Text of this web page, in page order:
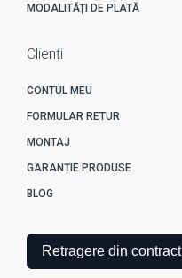
MODALITĂȚI DE PLATĂ
Clienți
CONTUL MEU
FORMULAR RETUR
MONTAJ
GARANȚIE PRODUSE
BLOG
Retragere din contract